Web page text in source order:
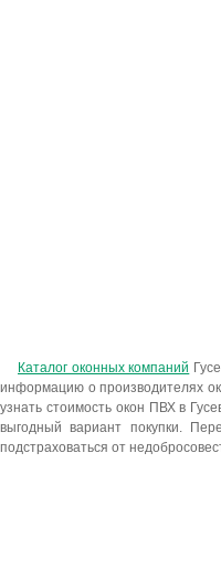
Каталог оконных компаний
информацию о производителях
узнать стоимость окон ПВХ в
выгодный вариант покупки.
подстраховаться от